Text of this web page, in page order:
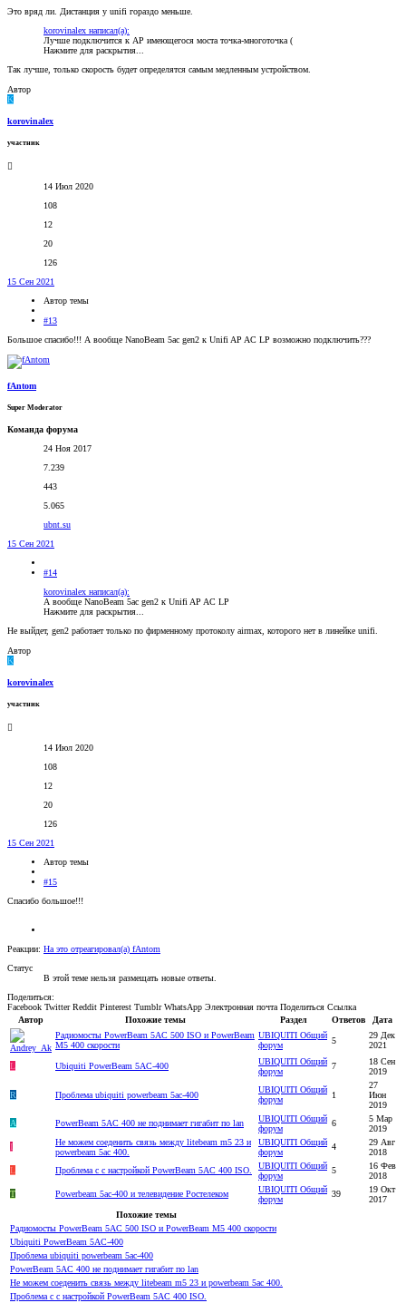
Это вряд ли. Дистанция у unifi гораздо меньше.
korovinalex написал(а):
Лучше подключится к АР имеющегося моста точка-многоточка (
Нажмите для раскрытия...
Так лучше, только скорость будет определятся самым медленным устройством.
Автор
K
korovinalex
участник
14 Июл 2020
108
12
20
126
15 Сен 2021
Автор темы
#13
Большое спасибо!!! А вообще NanoBeam 5ac gen2 к Unifi AP AC LP возможно подключить???
fAntom
Super Moderator
Команда форума
24 Ноя 2017
7.239
443
5.065
ubnt.su
15 Сен 2021
#14
korovinalex написал(а):
А вообще NanoBeam 5ac gen2 к Unifi AP AC LP
Нажмите для раскрытия...
Не выйдет, gen2 работает только по фирменному протоколу airmax, которого нет в линейке unifi.
Автор
K
korovinalex
участник
14 Июл 2020
108
12
20
126
15 Сен 2021
Автор темы
#15
Спасибо большое!!!
Реакции: На это отреагировал(а) fAntom
Статус
В этой теме нельзя размещать новые ответы.
Поделиться:
Facebook Twitter Reddit Pinterest Tumblr WhatsApp Электронная почта Поделиться Ссылка
Автор
Похожие темы Раздел Ответов
Дата
Радиомосты PowerBeam 5AC 500 ISO и PowerBeam
M5 400 скорости
UBIQUITI Общий
форум
5
29 Дек
2021
L Ubiquiti PowerBeam 5AC-400
UBIQUITI Общий
форум
7
18 Сен
2019
R Проблема ubiquiti powerbeam 5ac-400
UBIQUITI Общий
форум
1
27
Июн
2019
А
PowerBeam 5AC 400 не поднимает гигабит по lan
UBIQUITI Общий
форум
6
5 Мар
2019
I
Не можем соеденить связь между litebeam m5 23 и
powerbeam 5ac 400.
UBIQUITI Общий
форум
4
29 Авг
2018
L
Проблема с с настройкой PowerBeam 5AC 400 ISO.
UBIQUITI Общий
форум
5
16 Фев
2018
T
Powerbeam 5ac-400 и телевидение Ростелеком
UBIQUITI Общий
форум
39
19 Окт
2017
Похожие темы
Радиомосты PowerBeam 5AC 500 ISO и PowerBeam M5 400 скорости
Ubiquiti PowerBeam 5AC-400
Проблема ubiquiti powerbeam 5ac-400
PowerBeam 5AC 400 не поднимает гигабит по lan
Не можем соеденить связь между litebeam m5 23 и powerbeam 5ac 400.
Проблема с с настройкой PowerBeam 5AC 400 ISO.